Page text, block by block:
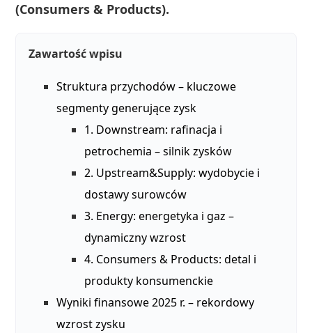
(Consumers & Products).
Zawartość wpisu
Struktura przychodów – kluczowe
segmenty generujące zysk
1. Downstream: rafinacja i
petrochemia – silnik zysków
2. Upstream&Supply: wydobycie i
dostawy surowców
3. Energy: energetyka i gaz –
dynamiczny wzrost
4. Consumers & Products: detal i
produkty konsumenckie
Wyniki finansowe 2025 r. – rekordowy
wzrost zysku